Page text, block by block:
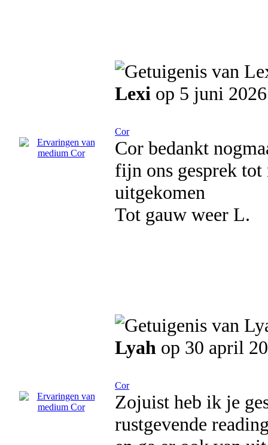
Lexi op 5 juni 2026
Cor
Cor bedankt
fijn ons gesprek
uitgekomen
Tot gauw weer L.
Lyah op 30 april
Cor
Zojuist heb ik je
rustgevende